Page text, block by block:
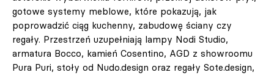
gotowe systemy meblowe, które pokazują, jak
poprowadzić ciąg kuchenny, zabudowę ściany czy
regały. Przestrzeń uzupełniają lampy Nodi Studio,
armatura Bocco, kamień Cosentino, AGD z showroomu
Pura Puri, stoły od Nudo.design oraz regały Sote.design,